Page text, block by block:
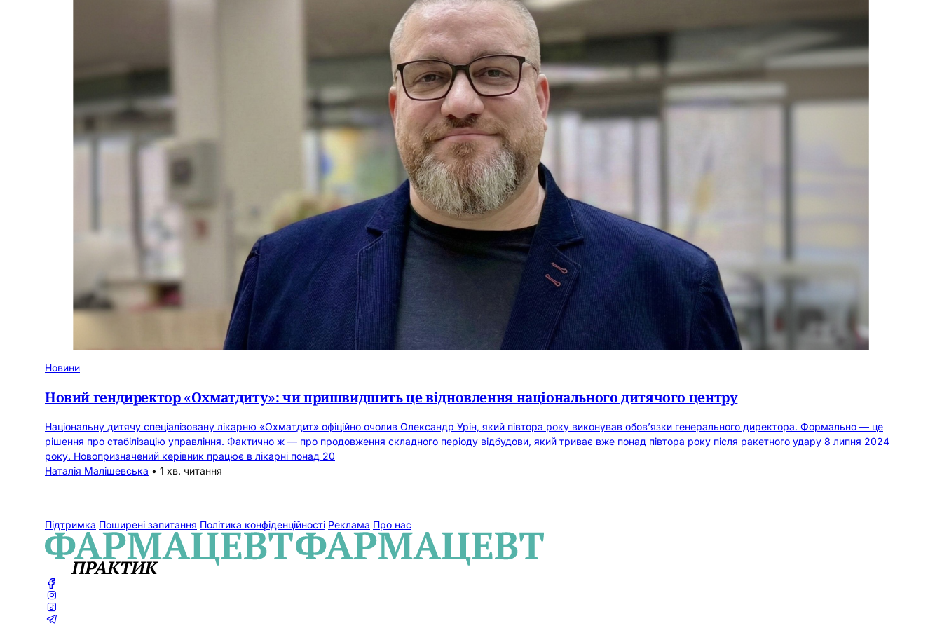
Новини
Новий гендиректор «Охматдиту»: чи пришвидшить це відновлення національного дитячого центру
Національну дитячу спеціалізовану лікарню «Охматдит» офіційно очолив Олександр Урін, який півтора року виконував обов’язки генерального директора. Формально — це
рішення про стабілізацію управління. Фактично ж — про продовження складного періоду відбудови, який триває вже понад півтора року після ракетного удару 8 липня 2024
року. Новопризначений керівник працює в лікарні понад 20
Наталія Малішевська • 1 хв. читання
Підтримка Поширені запитання Політика конфіденційності Реклама Про нас